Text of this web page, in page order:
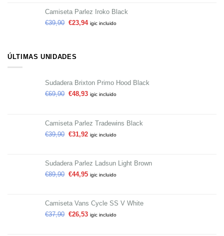
Camiseta Parlez Iroko Black
€39,90 €23,94 igic incluido
ÚLTIMAS UNIDADES
Sudadera Brixton Primo Hood Black
€69,90 €48,93 igic incluido
Camiseta Parlez Tradewins Black
€39,90 €31,92 igic incluido
Sudadera Parlez Ladsun Light Brown
€89,90 €44,95 igic incluido
Camiseta Vans Cycle SS V White
€37,90 €26,53 igic incluido